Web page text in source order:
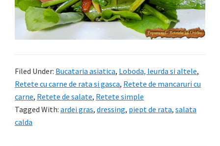
Filed Under: Bucataria asiatica, Loboda, leurda si altele,
Retete cu carne de rata si gasca, Retete de mancaruri cu
carne, Retete de salate, Retete simple
Tagged With: ardei gras, dressing, piept de rata, salata
calda